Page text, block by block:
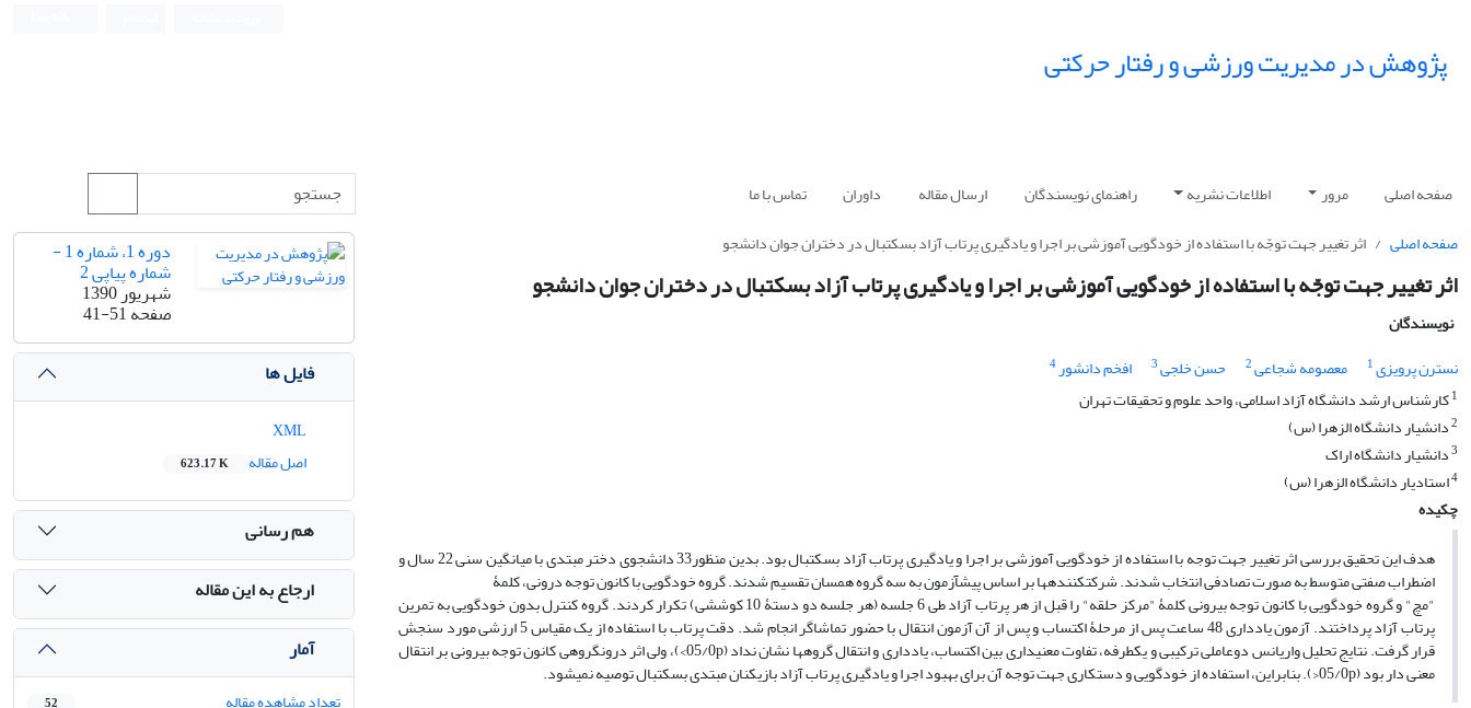
پژوهش در مدیریت ورزشی و رفتار حرکتی
صفحه اصلی مرور اطلاعات نشریه راهنمای نویسندگان ارسال مقاله داوران
تماس با ما
صفحه اصلی
اثر تغییر جهت توجّه با استفاده از خودگویی آموزشی بر اجرا و یادگیری پرتاب آزاد بسکتبال در دختران جوان دانشجو
اثر تغییر جهت توجّه با استفاده از خودگویی آموزشی بر اجرا و یادگیری پرتاب آزاد بسکتبال در دختران جوان دانشجو
نویسندگان
نسترن پرویزی1 معصومه شجاعی2 حسن خلجی3 افخم دانشور4
1کارشناس ارشد دانشگاه آزاد اسلامی، واحد علوم و تحقیقات تهران
2دانشیار دانشگاه الزهرا (س)
3دانشیار دانشگاه اراک
4استادیار دانشگاه الزهرا (س)
چکیده
هدف این تحقیق بررسی اثر تغییر جهت توجه با استفاده از خودگویی آموزشی بر اجرا و یادگیری پرتاب آزاد بسکتبال بود. بدین منظور33 دانشجوی دختر مبتدی با میانگین سنی 22 سال و
اضطراب صفتی متوسط به صورت تصادفی انتخاب شدند. شرکت­کننده­ها بر اساس پیش­آزمون به سه گروه همسان تقسیم شدند. گروه خودگویی با کانون توجه درونی، کلمۀ
"مچ" و گروه خودگویی با کانون توجه بیرونی کلمۀ "مرکز حلقه" را قبل از هر پرتاب آزاد طی 6 جلسه (هر جلسه دو دستۀ 10 کوششی) تکرار ­کردند. گروه کنترل بدون خودگویی به تمرین
پرتاب آزاد پرداختند. آزمون یادداری 48 ساعت پس از مرحلۀ اکتساب و پس از آن آزمون انتقال با حضور تماشاگر انجام شد. دقت پرتاب با استفاده از یک مقیاس 5 ارزشی مورد سنجش
قرار گرفت. نتایج تحلیل واریانس دو­عاملی ترکیبی و یک­طرفه، تفاوت معنی­داری بین اکتساب، یادداری و انتقال گروه­ها نشان نداد (05/0p>)، ولی اثر درون­گروهی کانون توجه بیرونی بر انتقال
معنی دار بود (05/0p<). بنابراین، استفاده از خودگویی و دستکاری جهت توجه آن برای بهبود اجرا و یادگیری پرتاب آزاد بازیکنان مبتدی بسکتبال توصیه نمی­شود.
دوره 1، شماره 1 -
شماره پیاپی 2
شهریور 1390
صفحه41-51
فایل ها
اصل مقاله
623.17 K
هم رسانی
ارجاع به این مقاله
آمار
تعداد مشاهده مقاله 52